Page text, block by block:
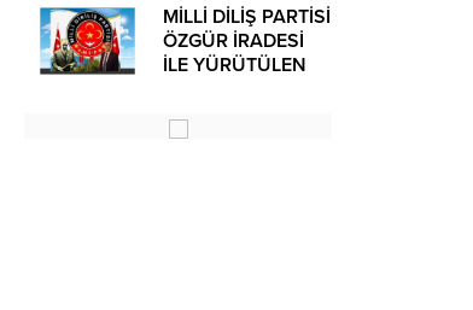
Basın Açıklaması
MİLLİ DİLİŞ PARTİSİ
ÖZGÜR İRADESİ
İLE YÜRÜTÜLEN
OLUŞUMUDUR